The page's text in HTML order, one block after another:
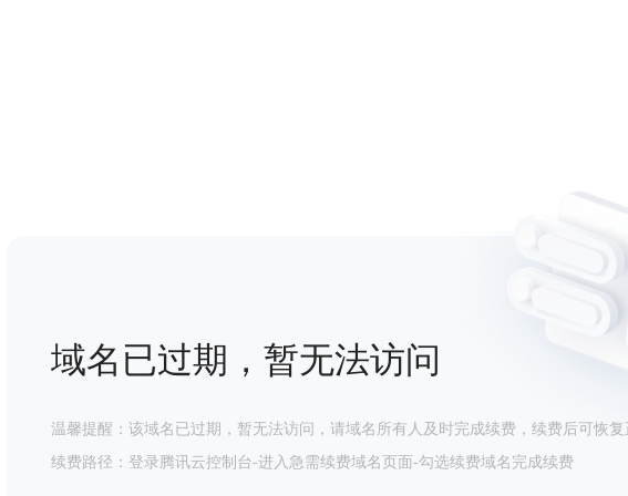
域名已过期，暂无法访问
温馨提醒：该域名已过期，暂无法访问，请域名所有人及时完成续费，续费后可恢复
续费路径：登录腾讯云控制台-进入急需续费域名页面-勾选续费域名完成续费